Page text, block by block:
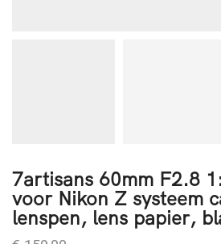
7artisans 60mm F2.8
voor Nikon Z systeem
lenspen, lens papier,